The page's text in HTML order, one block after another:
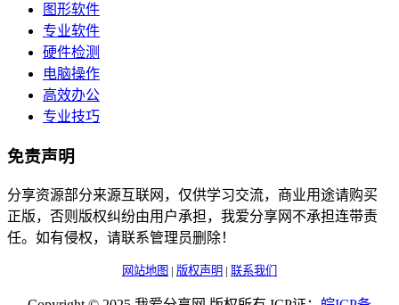
图形软件
专业软件
硬件检测
电脑操作
高效办公
专业技巧
免责声明
分享资源部分来源互联网，仅供学习交流，商业用途请购买
正版，否则版权纠纷由用户承担，我爱分享网不承担连带责
任。如有侵权，请联系管理员删除！
网站地图 | 版权声明 | 联系我们